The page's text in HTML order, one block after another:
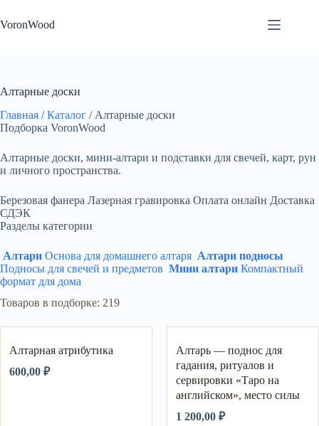
к
сути
VoronWood
Алтарные доски
Главная / Каталог / Алтарные доски
Подборка VoronWood
Алтарные доски, мини-алтари и подставки для свечей, карт, рун
и личного пространства.
Березовая фанера Лазерная гравировка Оплата онлайн Доставка
СДЭК
Разделы категории
Алтари Основа для домашнего алтаря Алтари подносы
Подносы для свечей и предметов Мини алтари Компактный
формат для дома
Товаров в подборке: 219
Алтарная атрибутика
600,00 ₽
Алтарь — поднос для
гадания, ритуалов и
сервировки «Таро на
английском», место силы
1 200,00 ₽